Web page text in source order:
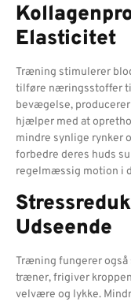
Elasticitet
Træning stimulerer
tilføre næringsstoffer
bevægelse,
hjælper med at
mindre synlige rynker
forbedre deres huds
regelmæssig motion i
Udseende
Træning fungerer også
træner, frigiver
velvære og lykke.